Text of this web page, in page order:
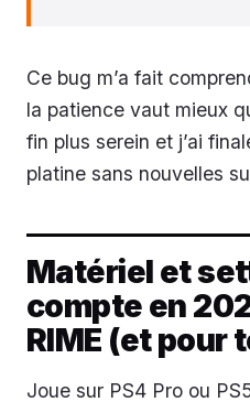
Ce bug m’a fait
la patience vaut mieux
fin plus serein et j’ai
platine sans nouvelles
Matériel et
compte en
RIME (et pour
Joue sur PS4 Pro ou